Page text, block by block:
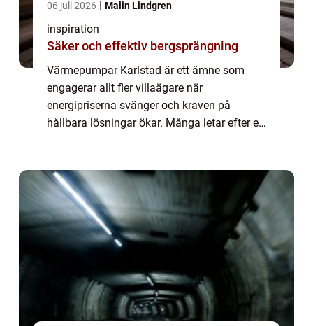
06 juli 2026 Malin Lindgren
inspiration
Säker och effektiv bergsprängning
Värmepumpar Karlstad är ett ämne som
engagerar allt fler villaägare när
energipriserna svänger och kraven på
hållbara lösningar ökar. Många letar efter ett
jämnt och...